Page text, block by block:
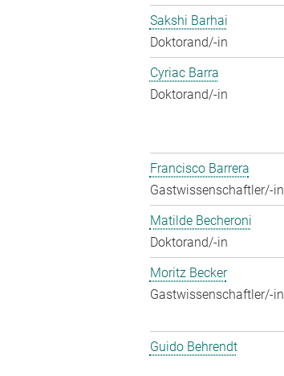
Sakshi Barhai
Doktorand/-in
Cyriac Barra
Doktorand/-in
Francisco Barrera
Gastwissenschaftler/-in
Matilde Becheroni
Doktorand/-in
Moritz Becker
Gastwissenschaftler/-in
Guido Behrendt